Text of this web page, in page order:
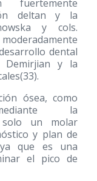
fuertemente
deltan y la
y cols.
dental
y la
(33).
ósea, como
la
solo un molar
y plan de
que es una
el pico de